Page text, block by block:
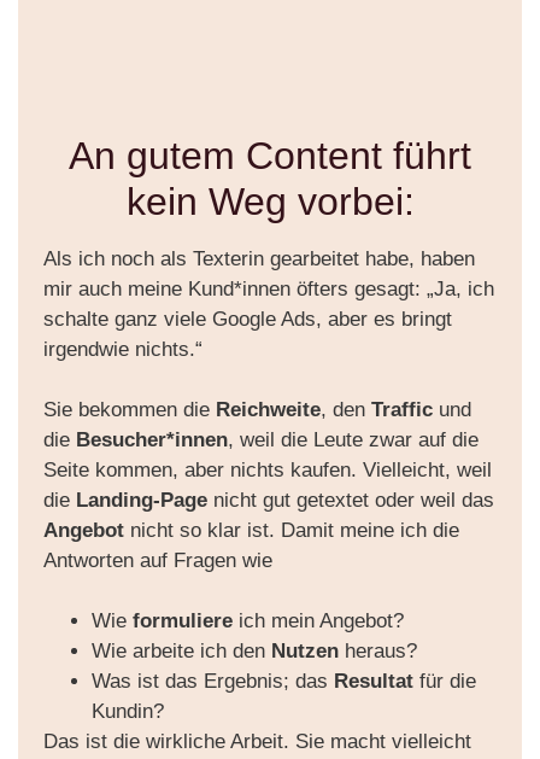
An gutem Content führt
kein Weg vorbei:
Als ich noch als Texterin gearbeitet habe, haben
mir auch meine Kund*innen öfters gesagt: „Ja, ich
schalte ganz viele Google Ads, aber es bringt
irgendwie nichts.“
Sie bekommen die Reichweite, denTraffic und
die Besucher*innen, weil die Leute zwar auf die
Seite kommen, aber nichts kaufen. Vielleicht, weil
die Landing-Page nicht gut getextet oder weil das
Angebot nicht so klar ist. Damit meine ich die
Antworten auf Fragen wie
Wieformuliere ich mein Angebot?
Wie arbeite ich den Nutzen heraus?
Was ist das Ergebnis; das Resultat für die
Kundin?
Das ist die wirkliche Arbeit. Sie macht vielleicht